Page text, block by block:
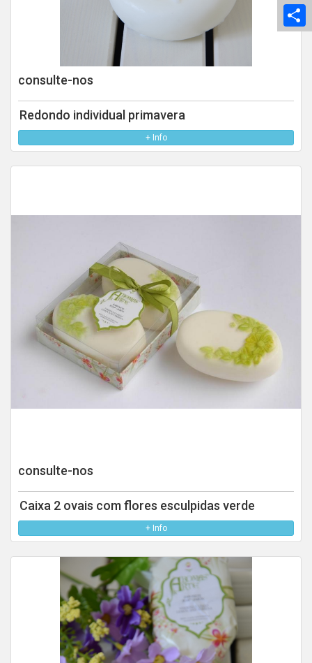
consulte-nos
Redondo individual primavera
+ Info
consulte-nos
Caixa 2 ovais com flores esculpidas verde
+ Info